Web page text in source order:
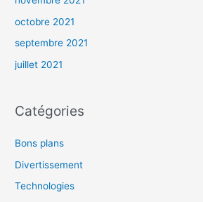
octobre 2021
septembre 2021
juillet 2021
Catégories
Bons plans
Divertissement
Technologies